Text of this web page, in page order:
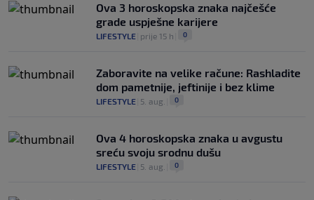
Ova 3 horoskopska znaka najčešće
grade uspješne karijere
LIFESTYLE prije 15 h 0
Zaboravite na velike račune: Rashladite
dom pametnije, jeftinije i bez klime
LIFESTYLE 5. aug. 0
Ova 4 horoskopska znaka u avgustu
sreću svoju srodnu dušu
LIFESTYLE 5. aug. 0